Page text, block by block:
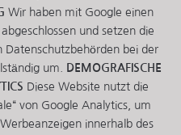
Wir haben mit Google einen
und setzen die
Datenschutzbehörden bei der
um.
DEMOGRAFISCHE
Diese Website nutzt die
von Google Analytics, um
innerhalb des